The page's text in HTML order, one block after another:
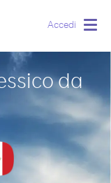
Accedi
da